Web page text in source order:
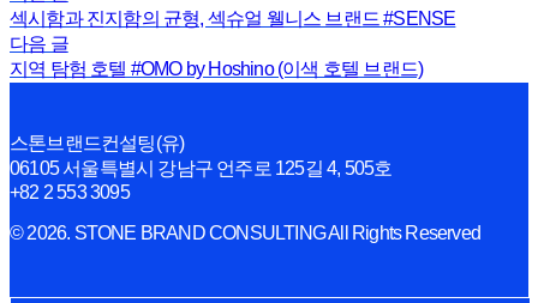
섹시함과 진지함의 균형, 섹슈얼 웰니스 브랜드 #SENSE
다음 글
지역 탐험 호텔 #OMO by Hoshino (이색 호텔 브랜드)
스톤브랜드컨설팅(유)
06105 서울특별시 강남구 언주로 125길 4, 505호
+82 2 553 3095
© 2026. STONE BRAND CONSULTING All Rights Reserved